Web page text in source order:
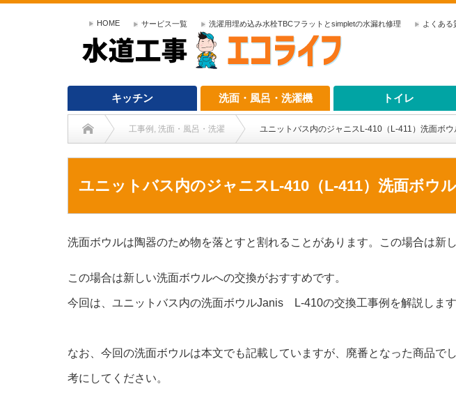
HOME サービス一覧 洗濯用埋め込み水栓TBCフラットとsimpletの水漏れ修理 よくあ
キッチン 洗面・風呂・洗濯機 トイレ
工事例 , 洗面・風呂・洗濯 ユニットバス内のジャニスL-410（L-411）洗面ボウ
ユニットバス内のジャニスL-410（L-411）洗面ボウ
洗面ボウルは陶器のため物を落とすと割れることがあります。この場合は新
この場合は新しい洗面ボウルへの交換がおすすめです。
今回は、ユニットバス内の洗面ボウルJanis L-410の交換工事例を解説します
なお、今回の洗面ボウルは本文でも記載していますが、廃番となった商品で
考にしてください。